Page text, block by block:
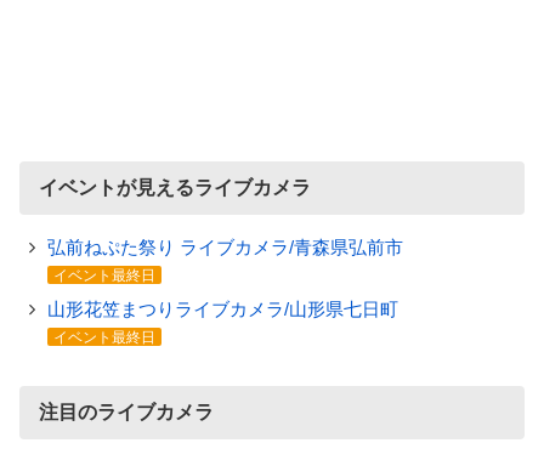
イベントが見えるライブカメラ
弘前ねぷた祭り ライブカメラ/青森県弘前市
イベント最終日
山形花笠まつりライブカメラ/山形県七日町
イベント最終日
注目のライブカメラ